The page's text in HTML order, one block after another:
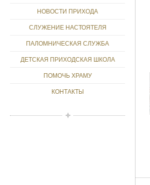
НОВОСТИ ПРИХОДА
СЛУЖЕНИЕ НАСТОЯТЕЛЯ
ПАЛОМНИЧЕСКАЯ СЛУЖБА
ДЕТСКАЯ ПРИХОДСКАЯ ШКОЛА
ПОМОЧЬ ХРАМУ
КОНТАКТЫ